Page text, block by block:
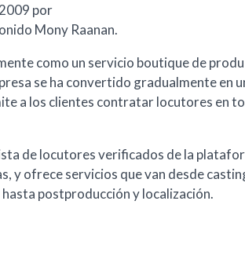
por
Mony Raanan.
como un servicio boutique de
se ha convertido gradualmente en
a los clientes contratar locutores en
de locutores verificados de la
y ofrece servicios que van desde
postproducción y localización.